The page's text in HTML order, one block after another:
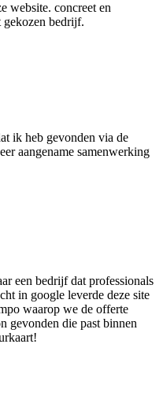
website. concreet en
bedrijf.
ik heb gevonden via de
aangename samenwerking
een bedrijf dat professionals
in google leverde deze site
waarop we de offerte
gevonden die past binnen